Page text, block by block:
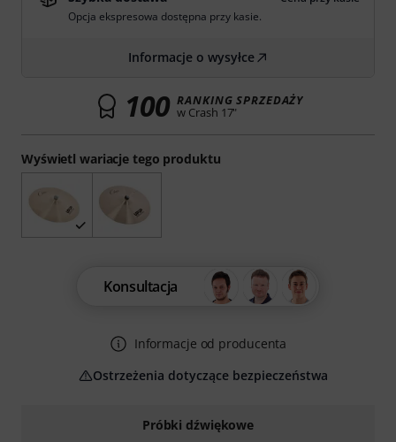
Próbki dźwiękowe
Wyświetl wariacje tego produktu
Opcja ekspresowa dostępna przy kasie.
Informacje o wysyłce
100 RANKING SPRZEDAŻY
w Crash 17"
Konsultacja
Informacje od producenta
Ostrzeżenia dotyczące bezpieczeństwa